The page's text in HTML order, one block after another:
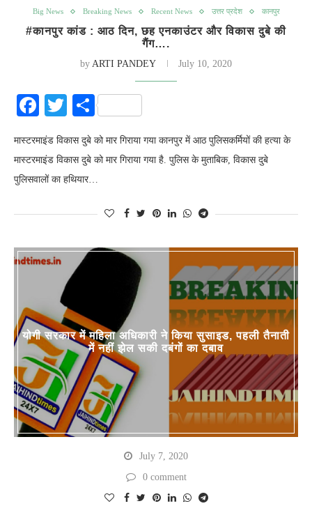
Big News Breaking News Recent News उत्तर प्रदेश कानपुर
#कानपुर कांड : आठ दिन, छह एनकाउंटर और विकास दुबे की
गैंग….
by ARTI PANDEY July 10, 2020
Facebook
Twitter
Share
मास्टरमाइंड विकास दुबे को मार गिराया गया कानपुर में आठ पुलिसकर्मियों की हत्या के
मास्टरमाइंड विकास दुबे को मार गिराया गया है. पुलिस के मुताबिक, विकास दुबे
पुलिसवालों का हथियार…
योगी सरकार में महिला अधिकारी ने किया सुसाइड, पहली तैनाती
में नहीं झेल सकी दबंगों का दबाव
July 7, 2020
0 comment